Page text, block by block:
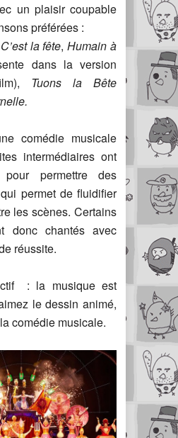
un plaisir coupable
préférées :
C’est la fête,Humain à
dans la version
Tuons la Bête
comédie musicale
intermédiaires ont
permettre des
permet de fluidifier
les scènes. Certains
donc chantés avec
réussite.
: la musique est
le dessin animé,
comédie musicale.